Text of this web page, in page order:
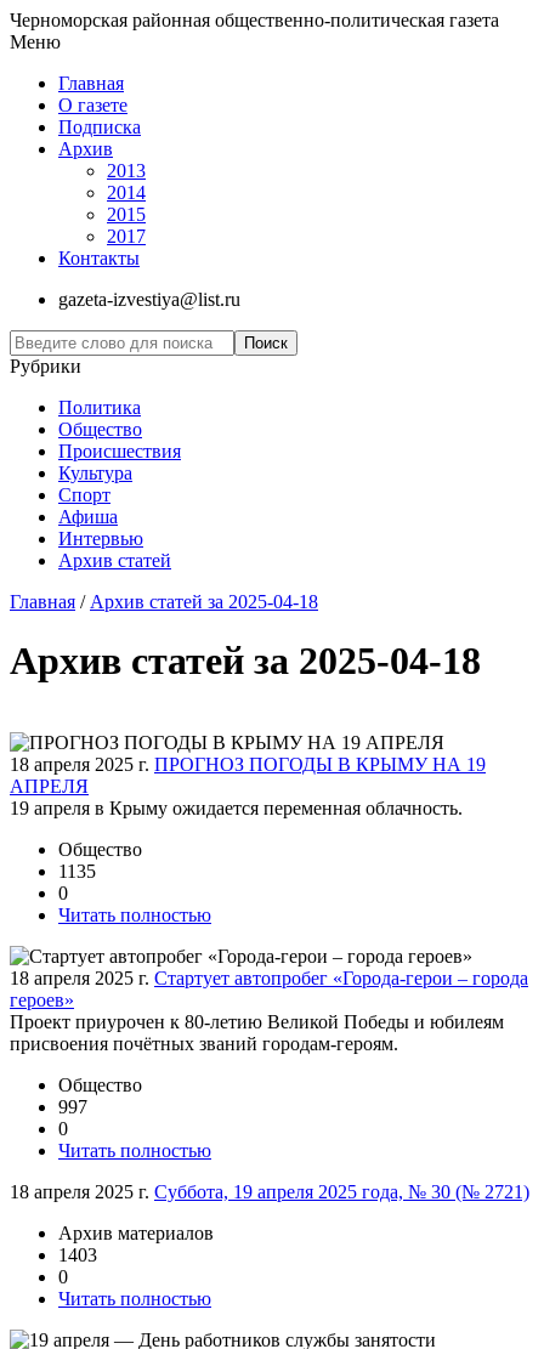
Черноморская районная общественно-политическая газета
Меню
Главная
О газете
Подписка
Архив
2013
2014
2015
2017
Контакты
gazeta-izvestiya@list.ru
Рубрики
Политика
Общество
Проиcшествия
Культура
Спорт
Афиша
Интервью
Архив статей
Главная / Архив статей за 2025-04-18
Архив статей за 2025-04-18
18 апреля 2025 г. ПРОГНОЗ ПОГОДЫ В КРЫМУ НА 19
АПРЕЛЯ
19 апреля в Крыму ожидается переменная облачность.
Общество
1135
0
Читать полностью
18 апреля 2025 г. Стартует автопробег «Города-герои – города
героев»
Проект приурочен к 80-летию Великой Победы и юбилеям
присвоения почётных званий городам-героям.
Общество
997
0
Читать полностью
18 апреля 2025 г. Суббота, 19 апреля 2025 года, № 30 (№ 2721)
Архив материалов
1403
0
Читать полностью